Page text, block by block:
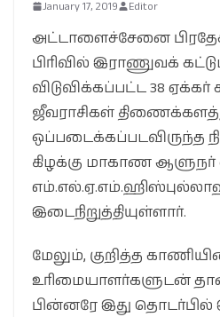
January 17, 2019 Editor
அட்டாளைச்சேனை
பிரிவில் இராணுவக்
விடுவிக்கப்பட்ட 38
ஜீவராசிகள்
ஒப்படைக்கப்படவிருந்த
கிழக்கு மாகாண ஆளுநர்
இடைநிறுத்தியுள்ளார்.
மேலும், குறித்த
உரிமையாளர்களுடன்
பின்னரே இது தொடர்பில்